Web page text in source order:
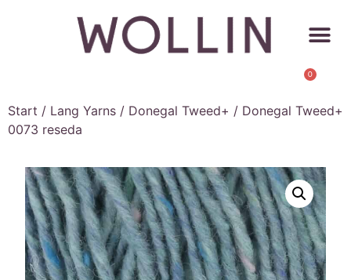
0
Start / Lang Yarns / Donegal Tweed+ / Donegal Tweed+
0073 reseda